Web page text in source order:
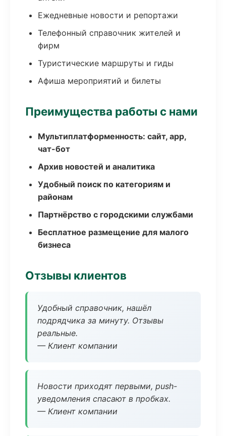
Ежедневные новости и репортажи
Телефонный справочник жителей и
фирм
Туристические маршруты и гиды
Афиша мероприятий и билеты
Преимущества работы с нами
Мультиплатформенность: сайт, app,
чат-бот
Архив новостей и аналитика
Удобный поиск по категориям и
районам
Партнёрство с городскими службами
Бесплатное размещение для малого
бизнеса
Отзывы клиентов
Удобный справочник, нашёл
подрядчика за минуту. Отзывы
реальные.
— Клиент компании
Новости приходят первыми, push-
уведомления спасают в пробках.
— Клиент компании